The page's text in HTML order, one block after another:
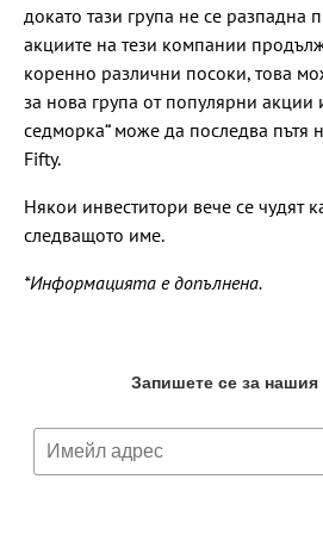
докато тази група не се разпадна
акциите на тези компании
коренно различни посоки, това
за нова група от популярни акции
седморка“ може да последва пътя
Fifty.
Някои инвеститори вече се чудят
следващото име.
*Информацията е допълнена.